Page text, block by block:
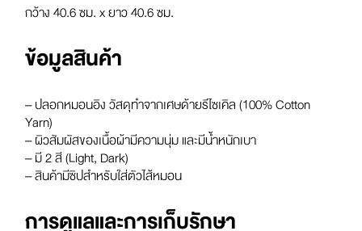
กว้าง 40.6 ซม. x ยาว 40.6 ซม.
ข้อมูลสินค้า
– ปลอกหมอนอิง วัสดุทำจากเศษด้ายรีไซเคิล (100% Cotton
Yarn)
– ผิวสัมผัสของเนื้อผ้ามีความนุ่ม และมีน้ำหนักเบา
– มี 2 สี (Light, Dark)
– สินค้ามีซิปสำหรับใส่ตัวไส้หมอน
การดูแลและการเก็บรักษา